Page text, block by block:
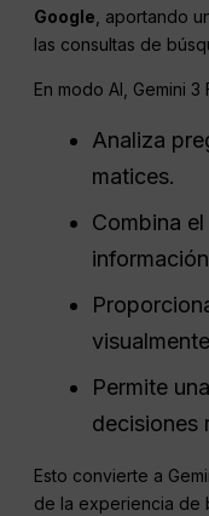
Google , aportando
las consultas de
En modo AI, Gemini 3
Analiza
matices.
Combina
Permite
decisiones
Esto convierte a
de la experiencia de